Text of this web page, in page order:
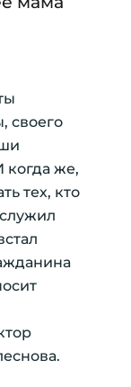
своего
когда же,
тех, кто